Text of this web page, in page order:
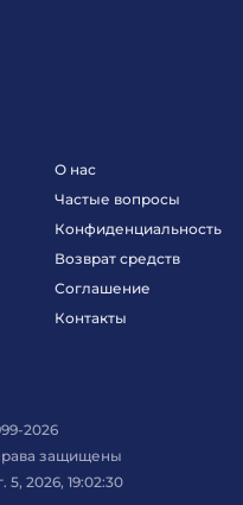
О нас
Частые вопросы
Конфиденциальность
Возврат средств
Соглашение
Контакты
2026
защищены
2026, 19:02:30